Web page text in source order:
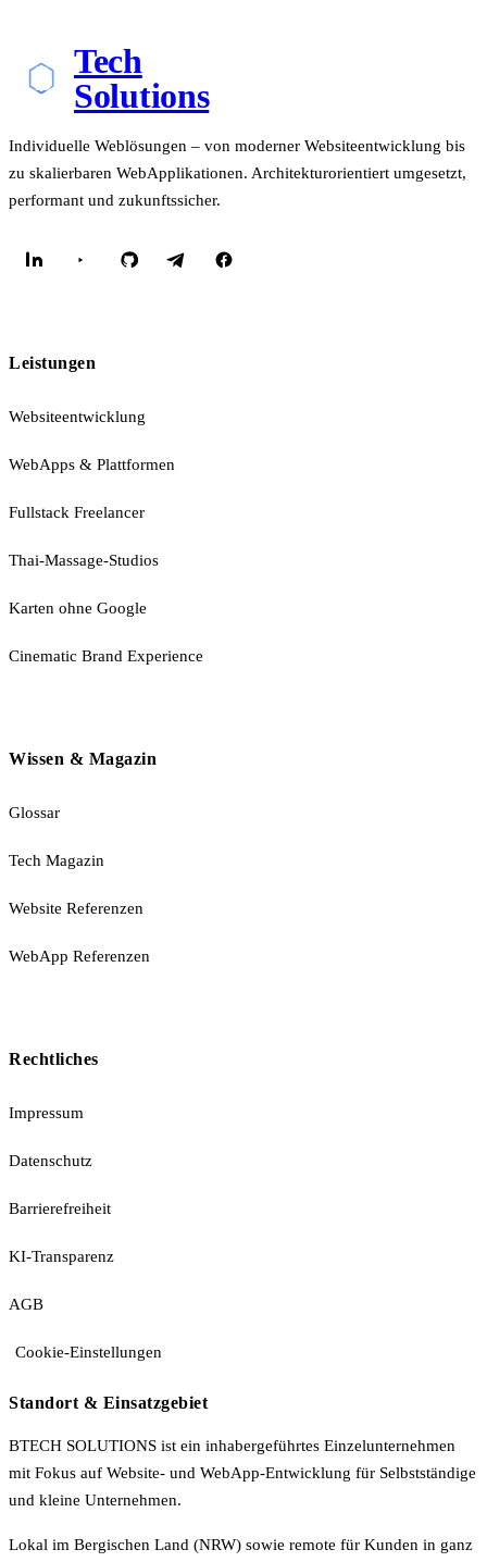
Tech
Solutions
Individuelle Weblösungen – von moderner Websiteentwicklung bis
zu skalierbaren WebApplikationen. Architekturorientiert umgesetzt,
performant und zukunftssicher.
Leistungen
Websiteentwicklung
WebApps & Plattformen
Fullstack Freelancer
Thai-Massage-Studios
Karten ohne Google
Cinematic Brand Experience
Wissen & Magazin
Glossar
Tech Magazin
Website Referenzen
WebApp Referenzen
Rechtliches
Impressum
Datenschutz
Barrierefreiheit
KI-Transparenz
AGB
Cookie-Einstellungen
Standort & Einsatzgebiet
BTECH SOLUTIONS ist ein inhabergeführtes Einzelunternehmen
mit Fokus auf Website- und WebApp-Entwicklung für Selbstständige
und kleine Unternehmen.
Lokal im Bergischen Land (NRW) sowie remote für Kunden in ganz